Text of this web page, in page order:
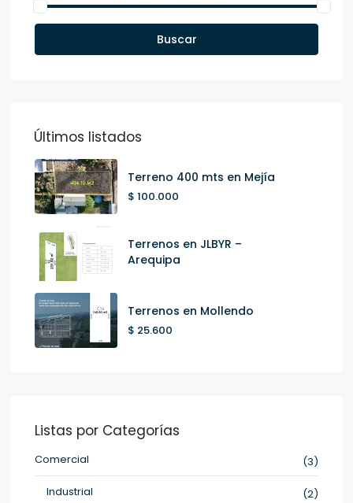
Buscar
Últimos listados
Terreno 400 mts en Mejía
$ 100.000
Terrenos en JLBYR –
Arequipa
Terrenos en Mollendo
$ 25.600
Listas por Categorías
Comercial
(3)
Industrial
(2)